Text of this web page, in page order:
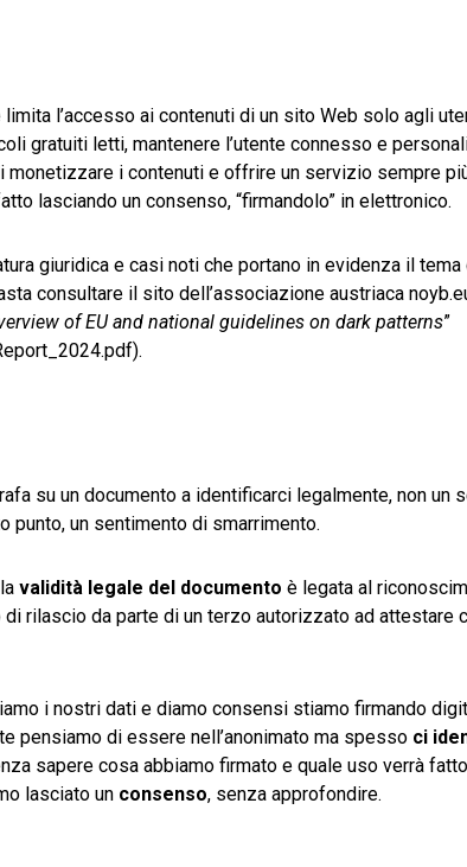
limita l’accesso ai contenuti di un sito Web solo agli
gratuiti letti, mantenere l’utente connesso e
i contenuti e offrire un servizio sempre
lasciando un consenso, “firmandolo” in elettronico.
giuridica e casi noti che portano in evidenza il tema
consultare il sito dell’associazione austriaca
of EU and national guidelines on dark patterns”
su un documento a identificarci legalmente, non un
punto, un sentimento di smarrimento.
validità legale del documento è legata al
rilascio da parte di un terzo autorizzato ad attestare
i nostri dati e diamo consensi stiamo firmando
pensiamo di essere nell’anonimato ma spesso ci
sapere cosa abbiamo firmato e quale uso verrà
lasciato un consenso, senza approfondire.